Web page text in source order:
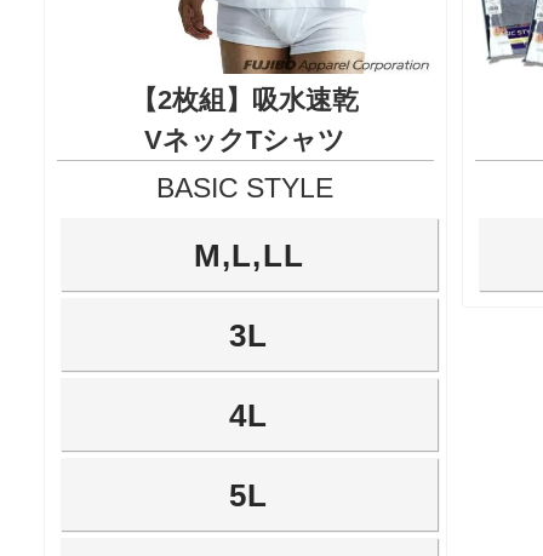
【2枚組】吸水速乾
VネックTシャツ
BASIC STYLE
M,L,LL
3L
4L
5L